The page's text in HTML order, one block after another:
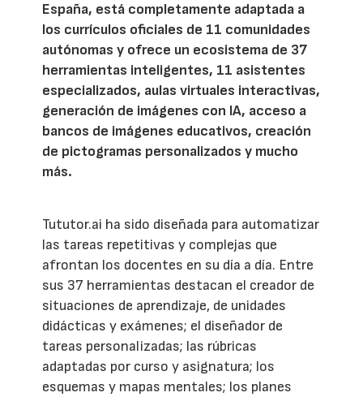
España, está completamente adaptada a
los currículos oficiales de 11 comunidades
autónomas y ofrece un ecosistema de 37
herramientas inteligentes, 11 asistentes
especializados, aulas virtuales interactivas,
generación de imágenes con IA, acceso a
bancos de imágenes educativos, creación
de pictogramas personalizados y mucho
más.
Tututor.ai ha sido diseñada para automatizar
las tareas repetitivas y complejas que
afrontan los docentes en su día a día. Entre
sus 37 herramientas destacan el creador de
situaciones de aprendizaje, de unidades
didácticas y exámenes; el diseñador de
tareas personalizadas; las rúbricas
adaptadas por curso y asignatura; los
esquemas y mapas mentales; los planes